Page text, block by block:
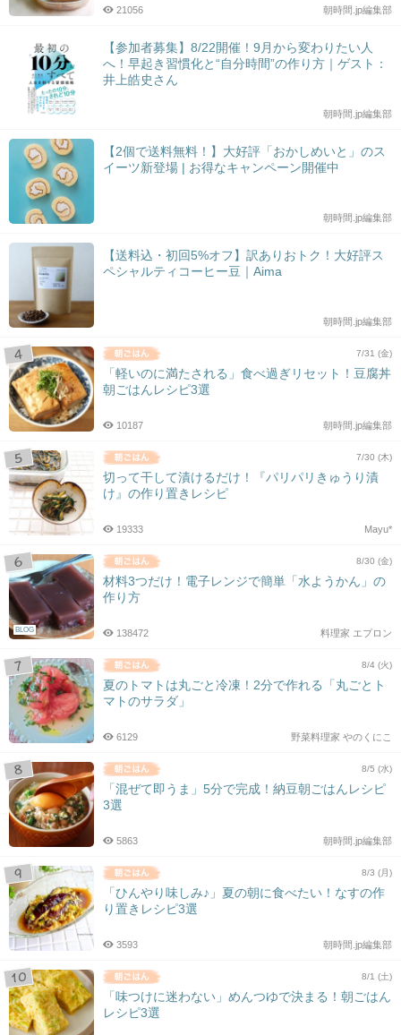
朝時間.jp編集部
21056
【参加者募集】8/22開催！9月から変わりたい人
へ！早起き習慣化と“自分時間”の作り方｜ゲスト：
井上皓史さん
朝時間.jp編集部
【2個で送料無料！】大好評「おかしめいと」のス
イーツ新登場 | お得なキャンペーン開催中
朝時間.jp編集部
【送料込・初回5%オフ】訳ありおトク！大好評ス
ペシャルティコーヒー豆｜Aima
朝時間.jp編集部
7/31 (金)
「軽いのに満たされる」食べ過ぎリセット！豆腐丼
朝ごはんレシピ3選
朝時間.jp編集部
10187
7/30 (木)
切って干して漬けるだけ！『パリパリきゅうり漬
け』の作り置きレシピ
Mayu*
19333
BLOG
8/30 (金)
材料3つだけ！電子レンジで簡単「水ようかん」の
作り方
料理家 エプロン
138472
8/4 (火)
夏のトマトは丸ごと冷凍！2分で作れる「丸ごとト
マトのサラダ」
野菜料理家 やのくにこ
6129
8/5 (水)
「混ぜて即うま」5分で完成！納豆朝ごはんレシピ
3選
朝時間.jp編集部
5863
8/3 (月)
「ひんやり味しみ♪」夏の朝に食べたい！なすの作
り置きレシピ3選
朝時間.jp編集部
3593
8/1 (土)
「味つけに迷わない」めんつゆで決まる！朝ごはん
レシピ3選